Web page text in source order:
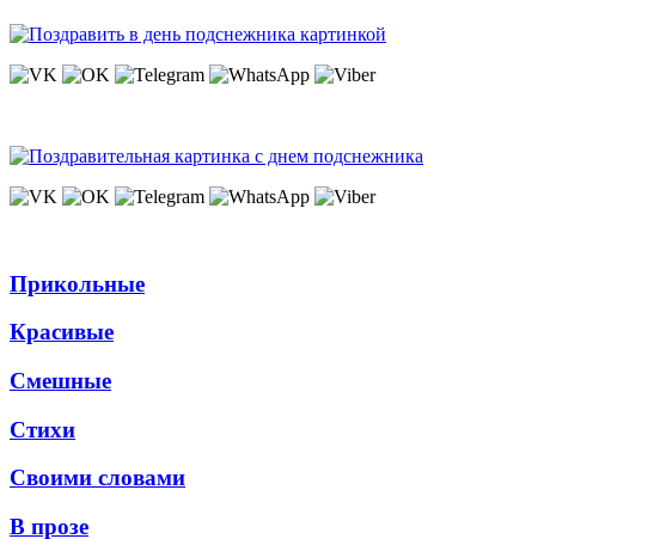
Прикольные
Красивые
Смешные
Стихи
Своими словами
В прозе